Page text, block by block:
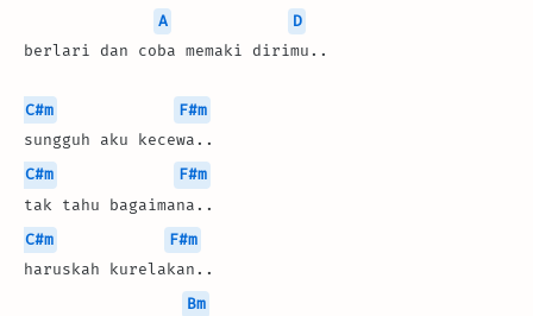
A
D
berlari dan coba memaki dirimu..
C#m
F#m
sungguh aku kecewa..
C#m
F#m
tak tahu bagaimana..
C#m
F#m
haruskah kurelakan..
Bm